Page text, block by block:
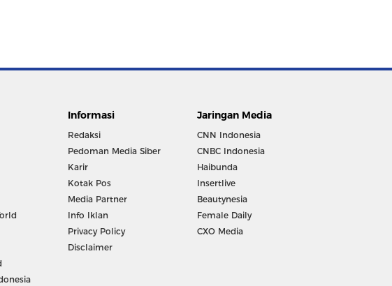
Informasi
Redaksi
Pedoman Media Siber
Karir
Kotak Pos
Media Partner
Info Iklan
Privacy Policy
Disclaimer
Jaringan Media
CNN Indonesia
CNBC Indonesia
Haibunda
Insertlive
Beautynesia
Female Daily
CXO Media